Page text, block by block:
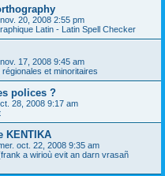
20, 2008 2:55 pm
Latin - Latin Spell Checker
17, 2008 9:45 am
et minoritaires
polices ?
28, 2008 9:17 am
KENTIKA
oct. 22, 2008 9:35 am
a wirioù evit an darn vrasañ